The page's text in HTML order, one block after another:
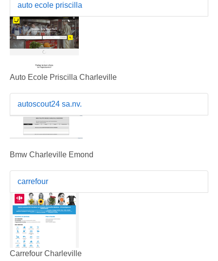
auto ecole priscilla
Auto Ecole Priscilla Charleville
autoscout24 sa.nv.
Bmw Charleville Emond
carrefour
Carrefour Charleville